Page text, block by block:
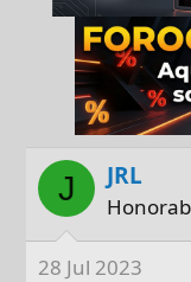
J JRL
28 Jul 2023